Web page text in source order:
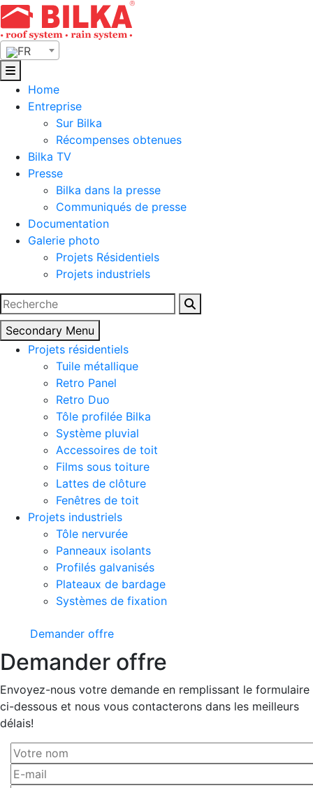
Skip
to
content
FR
Home
Entreprise
Sur Bilka
Récompenses obtenues
Bilka TV
Presse
Bilka dans la presse
Communiqués de presse
Documentation
Galerie photo
Projets Résidentiels
Projets industriels
Rechercher :
Secondary Menu
Projets résidentiels
Tuile métallique
Retro Panel
Retro Duo
Tôle profilée Bilka
Système pluvial
Accessoires de toit
Films sous toiture
Lattes de clôture
Fenêtres de toit
Projets industriels
Tôle nervurée
Panneaux isolants
Profilés galvanisés
Plateaux de bardage
Systèmes de fixation
Demander offre
Demander offre
Envoyez-nous votre demande en remplissant le formulaire
ci-dessous et nous vous contacterons dans les meilleurs
délais!